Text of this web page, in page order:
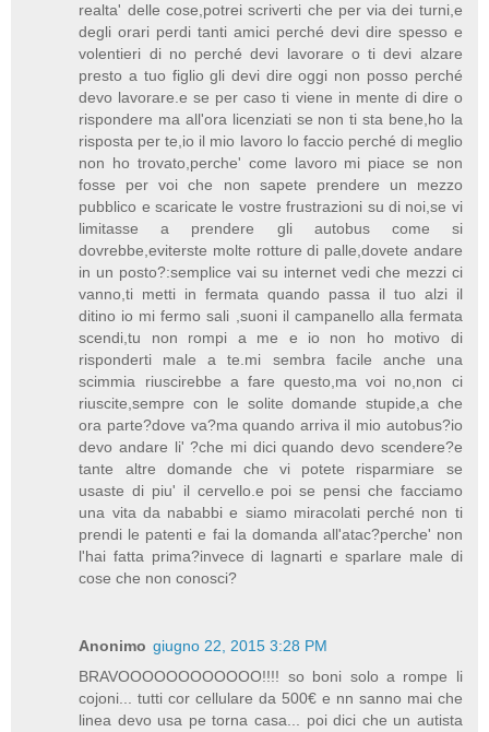
realta' delle cose,potrei scriverti che per via dei turni,e
degli orari perdi tanti amici perché devi dire spesso e
volentieri di no perché devi lavorare o ti devi alzare
presto a tuo figlio gli devi dire oggi non posso perché
devo lavorare.e se per caso ti viene in mente di dire o
rispondere ma all'ora licenziati se non ti sta bene,ho la
risposta per te,io il mio lavoro lo faccio perché di meglio
non ho trovato,perche' come lavoro mi piace se non
fosse per voi che non sapete prendere un mezzo
pubblico e scaricate le vostre frustrazioni su di noi,se vi
limitasse a prendere gli autobus come si
dovrebbe,eviterste molte rotture di palle,dovete andare
in un posto?:semplice vai su internet vedi che mezzi ci
vanno,ti metti in fermata quando passa il tuo alzi il
ditino io mi fermo sali ,suoni il campanello alla fermata
scendi,tu non rompi a me e io non ho motivo di
risponderti male a te.mi sembra facile anche una
scimmia riuscirebbe a fare questo,ma voi no,non ci
riuscite,sempre con le solite domande stupide,a che
ora parte?dove va?ma quando arriva il mio autobus?io
devo andare li' ?che mi dici quando devo scendere?e
tante altre domande che vi potete risparmiare se
usaste di piu' il cervello.e poi se pensi che facciamo
una vita da nababbi e siamo miracolati perché non ti
prendi le patenti e fai la domanda all'atac?perche' non
l'hai fatta prima?invece di lagnarti e sparlare male di
cose che non conosci?
Anonimo giugno 22, 2015 3:28 PM
BRAVOOOOOOOOOOOO!!!! so boni solo a rompe li
cojoni... tutti cor cellulare da 500€ e nn sanno mai che
linea devo usa pe torna casa... poi dici che un autista